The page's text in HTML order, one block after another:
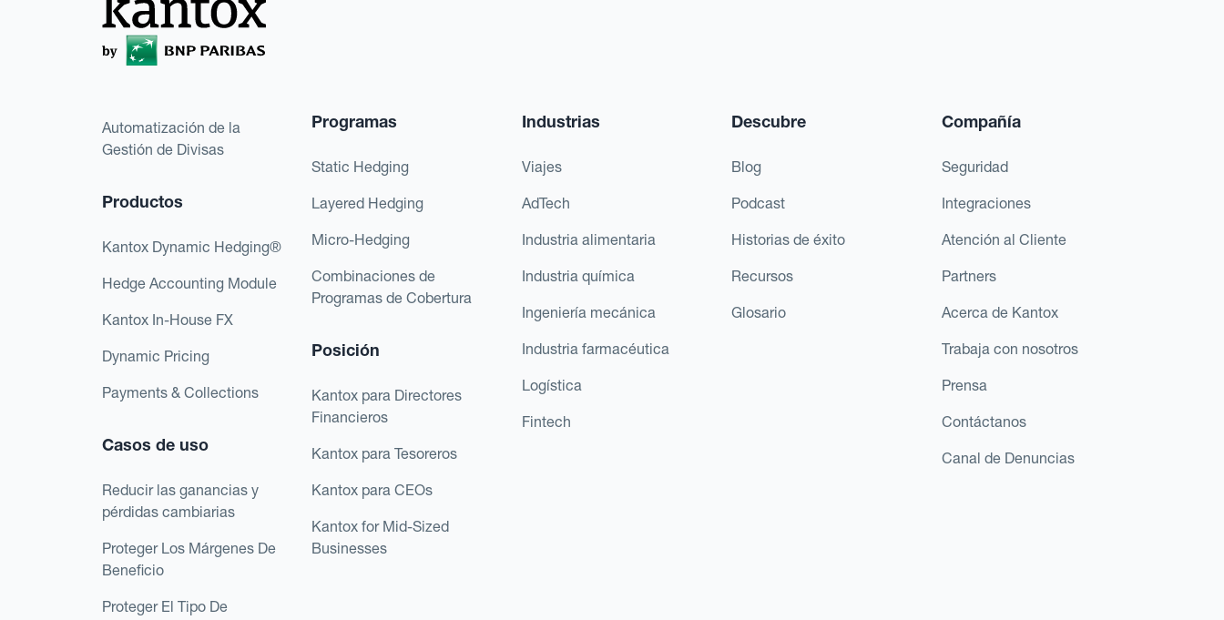
Automatización de la
Gestión de Divisas
Productos
Kantox Dynamic Hedging®
Hedge Accounting Module
Kantox In-House FX
Dynamic Pricing
Payments & Collections
Casos de uso
Reducir las ganancias y
pérdidas cambiarias
Proteger Los Márgenes De
Beneficio
Proteger El Tipo De
Programas
Static Hedging
Layered Hedging
Micro-Hedging
Combinaciones de
Programas de Cobertura
Posición
Kantox para Directores
Financieros
Kantox para Tesoreros
Kantox para CEOs
Kantox for Mid-Sized
Businesses
Industrias
Viajes
AdTech
Industria alimentaria
Industria química
Ingeniería mecánica
Industria farmacéutica
Logística
Fintech
Descubre
Blog
Podcast
Historias de éxito
Recursos
Glosario
Compañía
Seguridad
Integraciones
Atención al Cliente
Partners
Acerca de Kantox
Trabaja con nosotros
Prensa
Contáctanos
Canal de Denuncias